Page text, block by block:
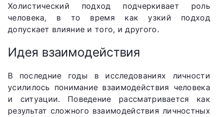
Холистический подход подчеркивает роль
человека, в то время как узкий подход
допускает влияние и того, и другого.
Идея взаимодействия
В последние годы в исследованиях личности
усилилось понимание взаимодействия человека
и ситуации. Поведение рассматривается как
результат сложного взаимодействия личностных